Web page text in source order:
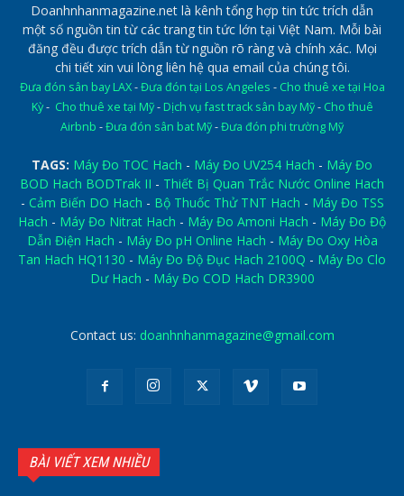
Doanhnhanmagazine.net là kênh tổng hợp tin tức trích dẫn
một số nguồn tin từ các trang tin tức lớn tại Việt Nam. Mỗi bài
đăng đều được trích dẫn từ nguồn rõ ràng và chính xác. Mọi
chi tiết xin vui lòng liên hệ qua email của chúng tôi.
Đưa đón sân bay LAX-Đưa đón tại Los Angeles - Cho thuê xe tại Hoa
Kỳ- Cho thuê xe tại Mỹ- Dịch vụ fast track sân bay Mỹ- Cho thuê
Airbnb -Đưa đón sân bat Mỹ-Đưa đón phi trường Mỹ
TAGS: Máy Đo TOC Hach - Máy Đo UV254 Hach - Máy Đo
BOD Hach BODTrak II - Thiết Bị Quan Trắc Nước Online Hach
- Cảm Biến DO Hach - Bộ Thuốc Thử TNT Hach - Máy Đo TSS
Hach - Máy Đo Nitrat Hach - Máy Đo Amoni Hach - Máy Đo Độ
Dẫn Điện Hach - Máy Đo pH Online Hach - Máy Đo Oxy Hòa
Tan Hach HQ1130 - Máy Đo Độ Đục Hach 2100Q - Máy Đo Clo
Dư Hach - Máy Đo COD Hach DR3900
Contact us: doanhnhanmagazine@gmail.com
BÀI VIẾT XEM NHIỀU